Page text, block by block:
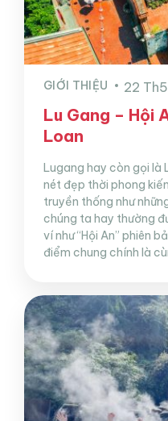
GIỚI THIỆU 22
Lu Gang – Hội
Loan
Lugang hay còn gọi là
nét đẹp thời phong
truyền thống như
chúng ta hay thường
ví như “Hội An” phiên
điểm chung chính là